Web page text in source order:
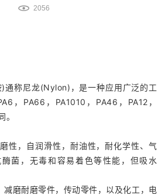
2056
)通称尼龙(Nylon)，是一种应用广泛的工
，PA66，PA1010，PA46，PA12，
。
性，自润滑性，耐油性，耐化学性、气
菌，无毒和容易着色等性能，但吸水
减磨耐磨零件，传动零件，以及化工，电